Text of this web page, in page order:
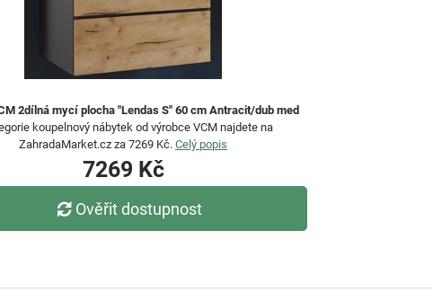
2dílná mycí plocha "Lendas S" 60 cm Antracit/dub med
koupelnový nábytek od výrobce VCM najdete na
ZahradaMarket.cz za 7269 Kč. Celý popis
7269 Kč
Ověřit dostupnost